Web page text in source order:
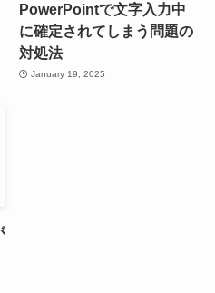
PowerPointで文字入力中
に確定されてしまう問題の
対処法
January 19, 2025